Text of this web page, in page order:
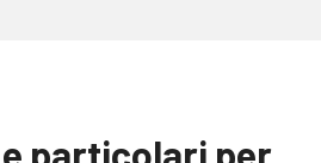
particolari per